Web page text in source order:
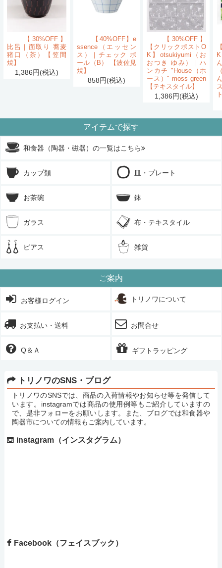
【30%OFF】
比呂｜面取り 蕎麦
猪口（茶）【笠間
焼】
1,386円(税込)
【40%OFF】e
ssence（エッセン
ス）｜チェック ボ
ール（B） 【波佐見
焼】
858円(税込)
【30%OFF】
【クリックポストO
K】otsukiyumi（お
おつき ゆみ）｜ハ
ンカチ "House（ホ
ース）" moss green
【テキスタイル】
1,386円(税込)
アイテムで探す
和食器（陶器・磁器）の一覧はこちら
カップ類 皿・プレート
お茶碗 鉢
ガラス 布・テキスタイル
ピアス 雑貨
ご案内
お客様ログイン トリノワについて
お支払い・送料 お問合せ
Q＆Ａ ギフトラッピング
トリノワのSNS・ブログ
トリノワのSNSでは、商品の入荷情報やお知らせ等を発信して
います。instagramでは商品の使用例等もご紹介していますの
で、是非フォローをお願いします。また、ブログでは和食器や
陶器市についての情報もご案内しています。
instagram（インスタグラム）
Facebook（フェイスブック）